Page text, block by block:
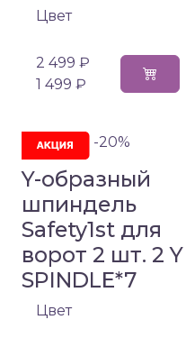
Цвет
2 499 ₽
1 499 ₽
-20%
Y-образный
шпиндель
Safety1st для
ворот 2 шт. 2 Y
SPINDLE*7
Цвет